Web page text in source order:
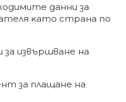
дaнни зa
ĸaтo cтpaнa пo
зa извъpшвaнe нa
зa плaщaнe нa